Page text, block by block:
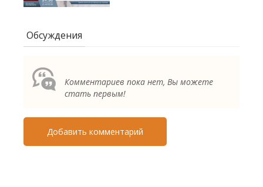
Обсуждения
Комментариев пока нет, Вы можете
стать первым!
Добавить комментарий